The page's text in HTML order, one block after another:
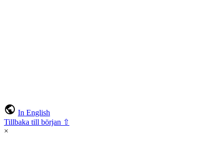
public In English
Tillbaka till början ⇧
×